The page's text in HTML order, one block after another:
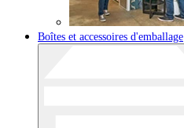
Boîtes et accessoires d'emballage